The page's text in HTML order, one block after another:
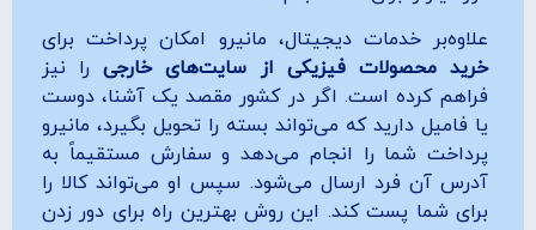
علاوه‌بر خدمات دیجیتال، مانیرو امکان پرداخت برای
خرید محصولات فیزیکی از سایت‌های خارجیرا نیز
فراهم کرده است. اگر در کشور مقصد یک آشنا، دوست
یا فامیل دارید که می‌تواند بسته را تحویل بگیرد، مانیرو
پرداخت شما را انجام می‌دهد و سفارش مستقیماً به
آدرس آن فرد ارسال می‌شود. سپس او می‌تواند کالا را
برای شما پست کند. این روش بهترین راه برای دور زدن